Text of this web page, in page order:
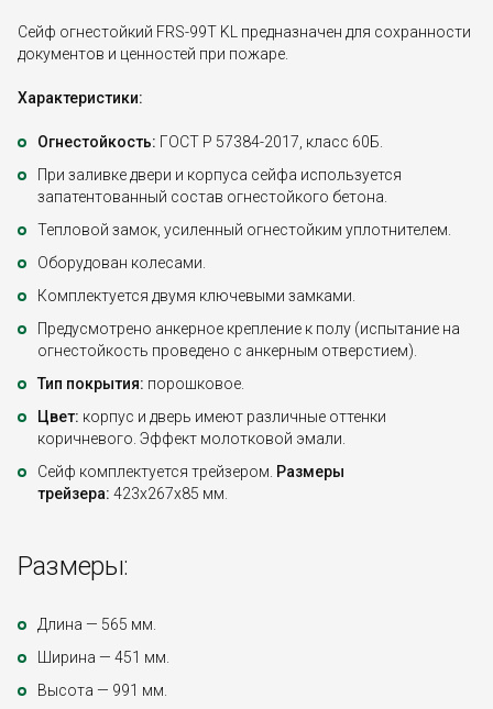
Сейф огнестойкий FRS-99T KL предназначен для сохранности
документов и ценностей при пожаре.
Характеристики:
Огнестойкость: ГОСТ Р 57384-2017, класс 60Б.
При заливке двери и корпуса сейфа используется
запатентованный состав огнестойкого бетона.
Тепловой замок, усиленный огнестойким уплотнителем.
Оборудован колесами.
Комплектуется двумя ключевыми замками.
Предусмотрено анкерное крепление к полу (испытание на
огнестойкость проведено с анкерным отверстием).
Тип покрытия: порошковое.
Цвет: корпус и дверь имеют различные оттенки
коричневого. Эффект молотковой эмали.
Сейф комплектуется трейзером. Размеры
трейзера: 423x267x85 мм.
Размеры:
Длина — 565 мм.
Ширина — 451 мм.
Высота — 991 мм.